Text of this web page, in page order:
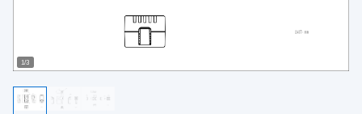
1/3